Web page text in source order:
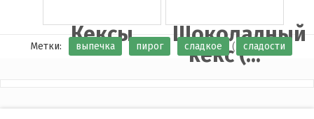
Кексы
Шоколадный
кекс (...
Метки: выпечка пирог сладкое сладости